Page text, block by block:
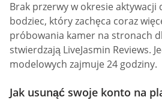
Brak przerwy w okresie aktywacji
bodziec, który zachęca coraz
próbowania kamer na stronach
stwierdzają LiveJasmin Reviews.
modelowych zajmuje 24 godziny.
Jak usunąć swoje konto na